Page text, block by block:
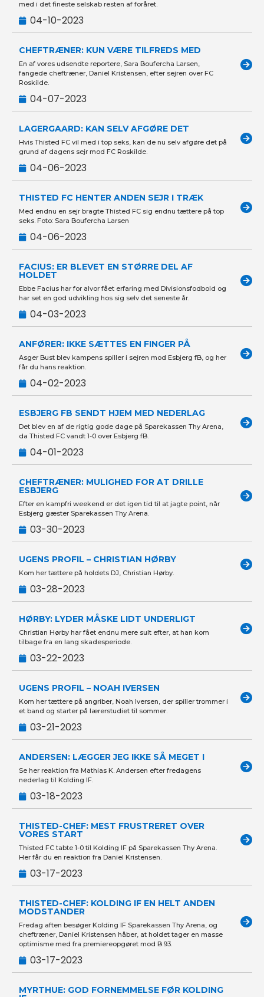
med i det fineste selskab resten af foråret.
04-10-2023
CHEFTRÆNER: KUN VÆRE TILFREDS MED
En af vores udsendte reportere, Sara Boufercha Larsen,
fangede cheftræner, Daniel Kristensen, efter sejren over FC
Roskilde.
04-07-2023
LAGERGAARD: KAN SELV AFGØRE DET
Hvis Thisted FC vil med i top seks, kan de nu selv afgøre det på
grund af dagens sejr mod FC Roskilde.
04-06-2023
THISTED FC HENTER ANDEN SEJR I TRÆK
Med endnu en sejr bragte Thisted FC sig endnu tættere på top
seks. Foto: Sara Boufercha Larsen
04-06-2023
FACIUS: ER BLEVET EN STØRRE DEL AF
HOLDET
Ebbe Facius har for alvor fået erfaring med Divisionsfodbold og
har set en god udvikling hos sig selv det seneste år.
04-03-2023
ANFØRER: IKKE SÆTTES EN FINGER PÅ
Asger Bust blev kampens spiller i sejren mod Esbjerg fB, og her
får du hans reaktion.
04-02-2023
ESBJERG FB SENDT HJEM MED NEDERLAG
Det blev en af de rigtig gode dage på Sparekassen Thy Arena,
da Thisted FC vandt 1-0 over Esbjerg fB.
04-01-2023
CHEFTRÆNER: MULIGHED FOR AT DRILLE
ESBJERG
Efter en kampfri weekend er det igen tid til at jagte point, når
Esbjerg gæster Sparekassen Thy Arena.
03-30-2023
UGENS PROFIL – CHRISTIAN HØRBY
Kom her tættere på holdets DJ, Christian Hørby.
03-28-2023
HØRBY: LYDER MÅSKE LIDT UNDERLIGT
Christian Hørby har fået endnu mere sult efter, at han kom
tilbage fra en lang skadesperiode.
03-22-2023
UGENS PROFIL – NOAH IVERSEN
Kom her tættere på angriber, Noah Iversen, der spiller trommer i
et band og starter på lærerstudiet til sommer.
03-21-2023
ANDERSEN: LÆGGER JEG IKKE SÅ MEGET I
Se her reaktion fra Mathias K. Andersen efter fredagens
nederlag til Kolding IF.
03-18-2023
THISTED-CHEF: MEST FRUSTRERET OVER
VORES START
Thisted FC tabte 1-0 til Kolding IF på Sparekassen Thy Arena.
Her får du en reaktion fra Daniel Kristensen.
03-17-2023
THISTED-CHEF: KOLDING IF EN HELT ANDEN
MODSTANDER
Fredag aften besøger Kolding IF Sparekassen Thy Arena, og
cheftræner, Daniel Kristensen håber, at holdet tager en masse
optimisme med fra premiereopgøret mod B.93.
03-17-2023
MYRTHUE: GOD FORNEMMELSE FØR KOLDING